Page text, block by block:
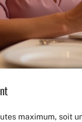
maximum, soit